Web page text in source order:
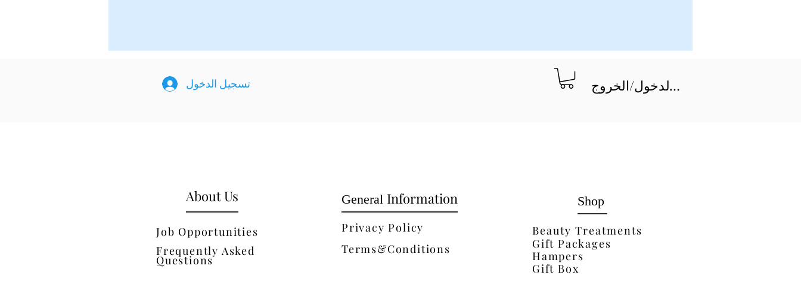
تسجيل الدخول تسجيل الدخول/الخروج
About Us
Job Opportunities
Frequently Asked
Questions
General Information
Privacy Policy
Terms&Conditions
Shop
Beauty Treatments
Gift Packages
Hampers
Gift Box